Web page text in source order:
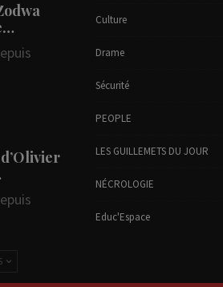
Culture
Drame
Sécurité
PEOPLE
LES GUILLEMETS DU JOUR
NÉCROLOGIE
Educ'Espace